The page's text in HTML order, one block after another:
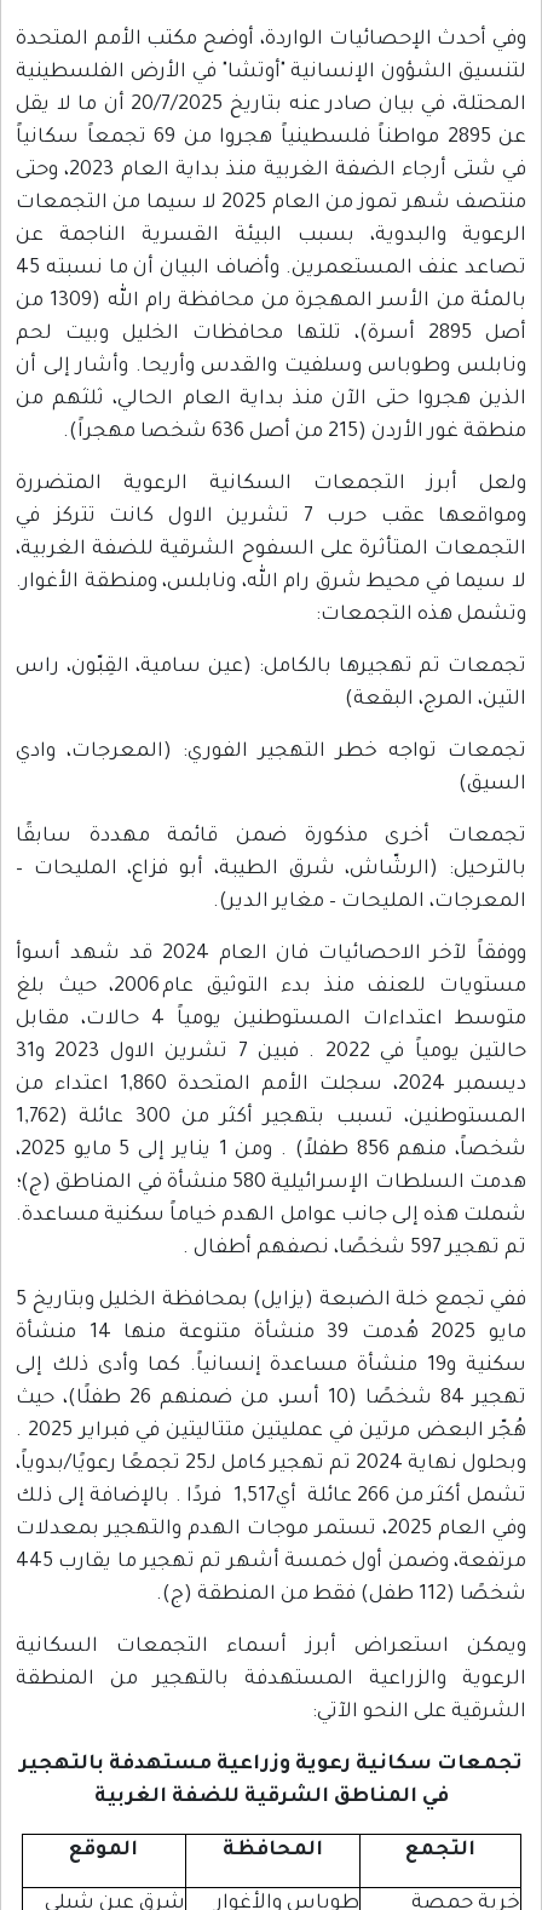
الإحصائيات الواردة، أوضح مكتب الأمم المتحدة
الشؤون الإنسانية "أوتشا" في الأرض الفلسطينية
المحتلة، في بيان صادر عنه بتاريخ 20/7/2025 أن ما لا يقل
عن 2895 مواطناً فلسطينياً هجروا من 69 تجمعاً سكانياً
في شتى أرجاء الضفة الغربية منذ بداية العام 2023، وحتى
منتصف شهر تموز من العام 2025 لا سيما من التجمعات
والبدوية، بسبب البيئة القسرية الناجمة عن
تصاعد عنف المستعمرين. وأضاف البيان أن ما نسبته 45
بالمئة من الأسر المهجرة من محافظة رام الله (1309 من
أصل 2895 أسرة)، تلتها محافظات الخليل وبيت لحم
وطوباس وسلفيت والقدس وأريحا. وأشار إلى أن
حتى الآن منذ بداية العام الحالي، ثلثهم من
من أصل 636 شخصا مهجراً).
التجمعات السكانية الرعوية المتضررة
ومواقعها عقب حرب 7 تشرين الاول كانت تتركز في
المتأثرة على السفوح الشرقية للضفة الغربية،
في محيط شرق رام الله، ونابلس، ومنطقة الأغوار.
التجمعات:
تم تهجيرها بالكامل: (عين سامية، القِبّون، راس
البقعة)
تواجه خطر التهجير الفوري: (المعرجات، وادي
أخرى مذكورة ضمن قائمة مهددة سابقًا
(الرشّاش، شرق الطيبة، أبو فزاع، المليحات –
المليحات – مغاير الدير).
ووفقاً لآخر الاحصائيات فان العام 2024 قد شهد أسوأ
مستويات للعنف منذ بدء التوثيق عام 2006، حيث بلغ
متوسط اعتداءات المستوطنين يومياً 4 حالات، مقابل
حالتين يومياً في 2022 . فبين 7 تشرين الاول 2023 و31
ديسمبر 2024، سجلت الأمم المتحدة 1,860 اعتداء من
المستوطنين، تسبب بتهجير أكثر من 300 عائلة (1,762
شخصاً، منهم 856 طفلاً) . ومن 1 يناير إلى 5 مايو 2025،
هدمت السلطات الإسرائيلية 580 منشأة في المناطق (ج)؛
إلى جانب عوامل الهدم خياماً سكنية مساعدة.
أطفال .
ففي تجمع خلة الضبعة (يزايل) بمحافظة الخليل وبتاريخ 5
مايو 2025 هُدمت 39 منشأة متنوعة منها 14 منشأة
سكنية و19 منشأة مساعدة إنسانياً. كما وأدى ذلك إلى
تهجير 84 شخصًا (10 أسر، من ضمنهم 26 طفلًا)، حيث
هُجّر البعض مرتين في عمليتين متتاليتين في فبراير 2025 .
وبحلول نهاية 2024 تم تهجير كامل لـ25 تجمعًا رعويًا/بدوياً،
تشمل أكثر من 266 عائلة أي1,517 فردًا . بالإضافة إلى ذلك
وفي العام 2025، تستمر موجات الهدم والتهجير بمعدلات
مرتفعة، وضمن أول خمسة أشهر تم تهجير ما يقارب 445
استعراض أبرز أسماء التجمعات السكانية
والزراعية المستهدفة بالتهجير من المنطقة
على النحو الآتي:
سكانية رعوية وزراعية مستهدفة بالتهجير
في المناطق الشرقية للضفة الغربية
المحافظة
طوباس والأغوار
شرق عين شبلي